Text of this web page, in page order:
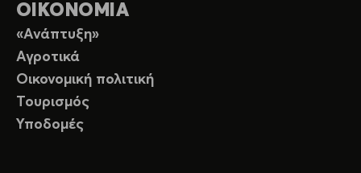
ΟΙΚΟΝΟΜΙΑ
«Ανάπτυξη»
Αγροτικά
Οικονομική πολιτική
Τουρισμός
Υποδομές